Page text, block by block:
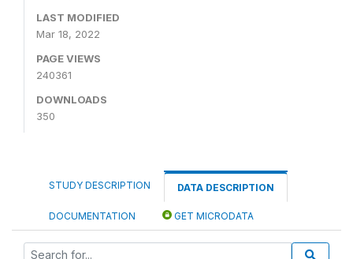
LAST MODIFIED
Mar 18, 2022
PAGE VIEWS
240361
DOWNLOADS
350
STUDY DESCRIPTION DATA DESCRIPTION
DOCUMENTATION GET MICRODATA